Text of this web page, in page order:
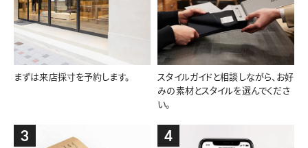
まずは来店採寸を予約します。
スタイルガイドと相談しながら、お好
みの素材とスタイルを選んでくださ
い。
3 4